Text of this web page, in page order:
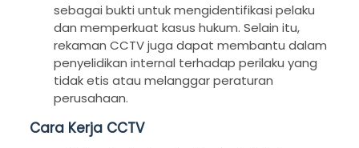
sebagai bukti untuk mengidentifikasi pelaku
dan memperkuat kasus hukum. Selain itu,
rekaman CCTV juga dapat membantu dalam
penyelidikan internal terhadap perilaku yang
tidak etis atau melanggar peraturan
perusahaan.
Cara Kerja CCTV